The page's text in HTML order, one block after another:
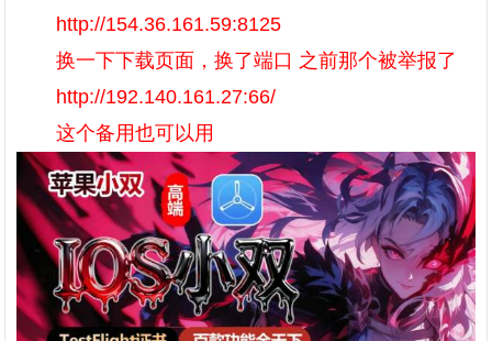
http://154.36.161.59:8125
换一下下载页面，换了端口 之前那个被举报了
http://192.140.161.27:66/
这个备用也可以用